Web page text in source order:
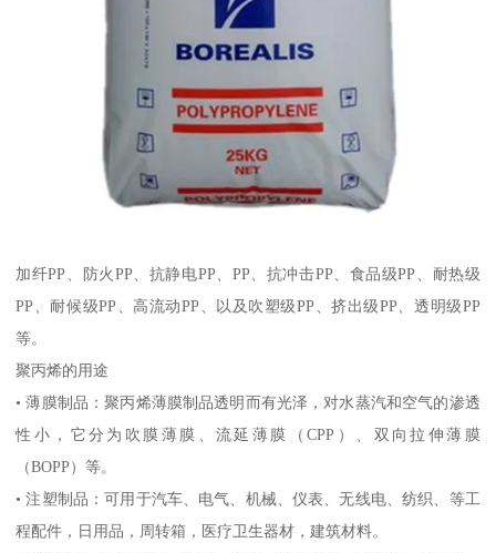
加纤PP 、防火 PP 、抗静电PP PP 、抗冲击PP 、食品级PP 、耐热级
PP 、耐候级PP 、高流动PP 、以及吹塑级PP 、挤出级PP 、透明级PP
等。
聚丙烯的用途
•薄膜制品：聚丙烯薄膜制品透明而有光泽，对水蒸汽和空气的渗透
性小，它分为吹膜薄膜、流延薄膜（CPP ）、双向拉伸薄膜
（BOPP ）等。
•注塑制品：可用于汽车、电气、机械、仪表、无线电、纺织、等工
程配件，日用品，周转箱，医疗卫生器材，建筑材料。